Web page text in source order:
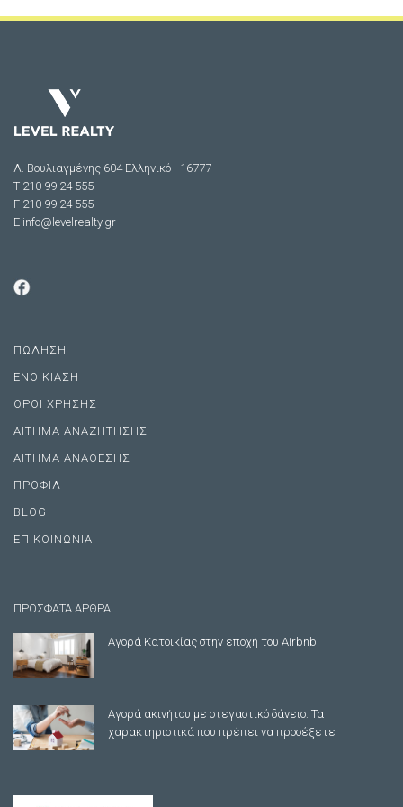
Λ. Βουλιαγμένης 604 Ελληνικό - 16777
Τ 210 99 24 555
F 210 99 24 555
E info@levelrealty.gr
ΠΩΛΗΣΗ
ΕΝΟΙΚΙΑΣΗ
ΟΡΟΙ ΧΡΗΣΗΣ
ΑΙΤΗΜΑ ΑΝΑΖΗΤΗΣΗΣ
ΑΙΤΗΜΑ ΑΝΑΘΕΣΗΣ
ΠΡΟΦΙΛ
BLOG
ΕΠΙΚΟΙΝΩΝΙΑ
ΠΡΟΣΦΑΤΑ ΑΡΘΡΑ
Αγορά Κατοικίας στην εποχή του Airbnb
Αγορά ακινήτου με στεγαστικό δάνειο: Τα
χαρακτηριστικά που πρέπει να προσέξετε